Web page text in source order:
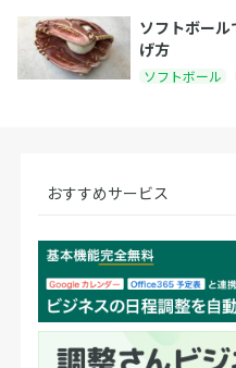
ソフトボー
げ方
ソフトボール
おすすめサービス